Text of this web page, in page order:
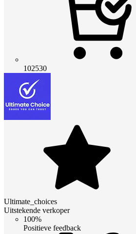
102530
Ultimate_choices
Uitstekende verkoper
100%
Positieve feedback